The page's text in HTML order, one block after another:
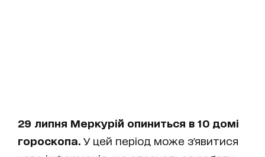
29 липня Меркурій опиниться в 10 домі
гороскопа. У цей період може з'явитися